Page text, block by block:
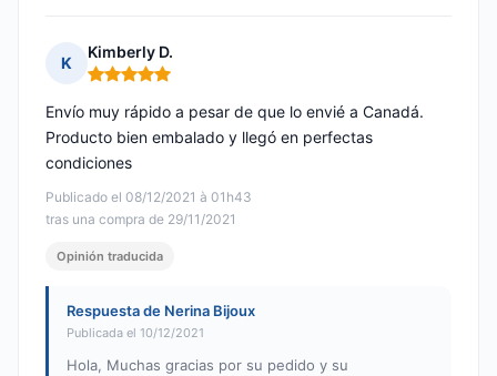
K
Kimberly D.
Nota: 5 de 5
Publicado el 08/12/2021 à 01h43
tras una compra de 29/11/2021
Envío muy rápido a pesar de que lo envié a Canadá.
Producto bien embalado y llegó en perfectas
condiciones
Opinión traducida
Respuesta de Nerina Bijoux
Publicada el 10/12/2021
Hola, Muchas gracias por su pedido y su